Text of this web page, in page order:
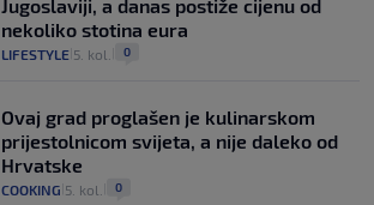
Jugoslaviji, a danas postiže cijenu od
nekoliko stotina eura
LIFESTYLE 5. kol. 0
Ovaj grad proglašen je kulinarskom
prijestolnicom svijeta, a nije daleko od
Hrvatske
COOKING 5. kol. 0